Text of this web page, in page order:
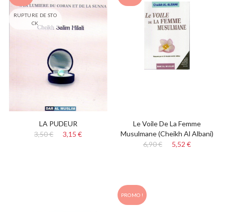
RUPTURE DE STO
CK
LA PUDEUR
3,50 €
3,15 €
Le Voile De La Femme
Musulmane (Cheikh Al Albani)
6,90 €
5,52 €
PROMO !